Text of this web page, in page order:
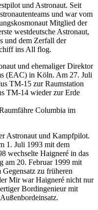
und Astronaut. Seit
und war vom
Mitglied der
westdeutsche Astronaut,
und dem Zerfall der
ins All flog.
und ehemaliger Direktor
(EAC) in Köln. Am 27. Juli
TM-15 zur Raumstation
TM-14 wieder zur Erde
Columbia im
Astronaut und Kampfpilot.
1. Juli 1993 mit dem
wechselte Haigneré in das
am 20. Februar 1999 mit
zu früheren
Mir war Haigneré nicht nur
Bordingenieur mit